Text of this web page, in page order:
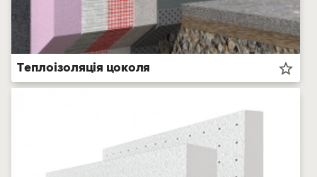
Теплоізоляція цоколя star_border